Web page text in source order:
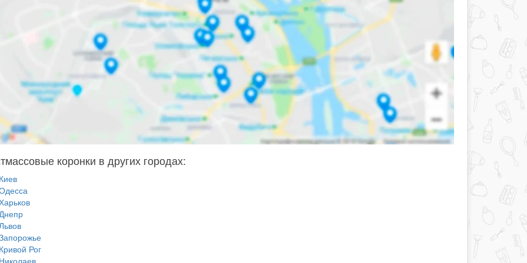
коронки в других городах:
Рог